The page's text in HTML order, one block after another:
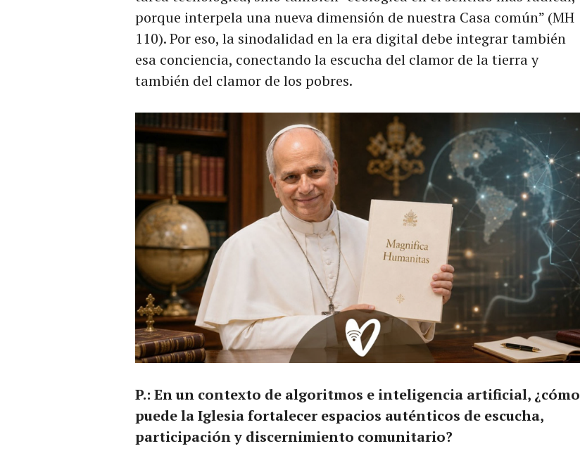
porque interpela una nueva dimensión de nuestra Casa común” (MH
110). Por eso, la sinodalidad en la era digital debe integrar también
esa conciencia, conectando la escucha del clamor de la tierra y
también del clamor de los pobres.
P.: En un contexto de algoritmos e inteligencia artificial, ¿cómo
puede la Iglesia fortalecer espacios auténticos de escucha,
participación y discernimiento comunitario?